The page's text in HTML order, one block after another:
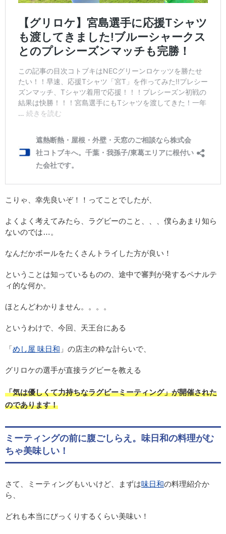
こりゃ、幸先良いぞ！！ってことでしたが、
よくよく考えてみたら、ラグビーのこと、、、僕らあまり知ら
ないのでは…。
なんだかボールをたくさんトライした方が良い！
ということは知っているものの、途中で審判が発するペナルテ
ィ的な何か。
ほとんどわかりません。。。。
というわけで、今回、天王台にある
「めし屋 味日和 」の店主の粋な計らいで、
グリロケの選手が直接ラグビーを教える
「気は優しくて力持ちなラグビーミーティング」が開催された
のであります！
ミーティングの前に腹ごしらえ。味日和の料理がむ
ちゃ美味しい！
さて、ミーティングもいいけど、まずは味日和の料理紹介か
ら、
どれも本当にびっくりするくらい美味い！